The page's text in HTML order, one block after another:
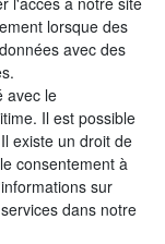
lorsque des
avec des
avec le
Il est possible
existe un droit de
consentement à
sur
dans notre